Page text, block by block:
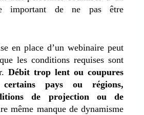
important de ne pas être
en place d’un webinaire peut
les conditions requises sont
Débit trop lent ou coupures
pays ou régions,
de projection ou de
même manque de dynamisme